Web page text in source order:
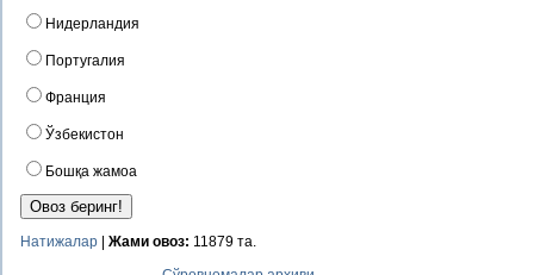
Нидерландия
Португалия
Франция
Ўзбекистон
Бошқа жамоа
Натижалар | Жами овоз: 11879 та.